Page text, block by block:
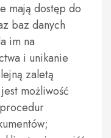
mają dostęp do
baz danych
im na
i unikanie
zaletą
możliwość